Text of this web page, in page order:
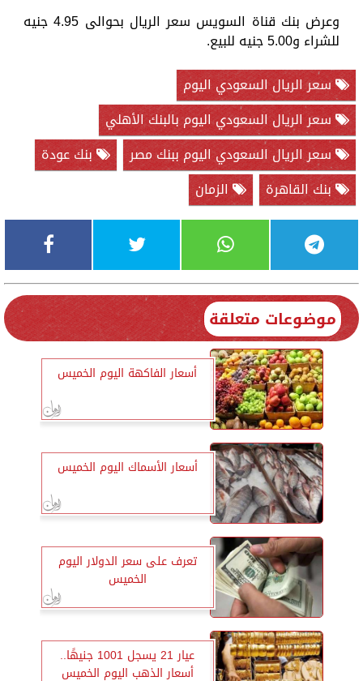
وعرض بنك قناة السويس سعر الريال بحوالى 4.95 جنيه
للشراء و5.00 جنيه للبيع.
سعر الريال السعودي اليوم
سعر الريال السعودي اليوم بالبنك الأهلي
سعر الريال السعودي اليوم ببنك مصر
بنك عودة
بنك القاهرة
الزمان
موضوعات متعلقة
أسعار الفاكهة اليوم الخميس
أسعار الأسماك اليوم الخميس
تعرف على سعر الدولار اليوم
الخميس
عيار 21 يسجل 1001 جنيهًا..
أسعار الذهب اليوم الخميس